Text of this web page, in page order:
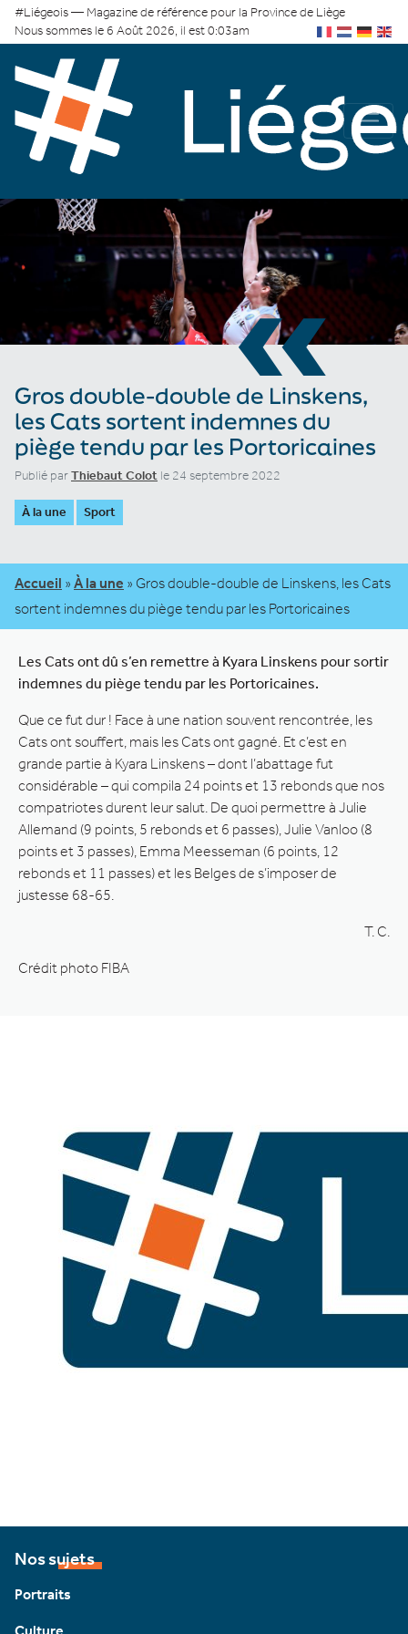
#Liégeois — Magazine de référence pour la Province de Liège
Nous sommes le 6 Août 2026, il est 0:03am
«
Gros double-double de Linskens,
les Cats sortent indemnes du
piège tendu par les Portoricaines
Publié parThiebaut Colot le 24 septembre 2022
À la une Sport
Accueil » À la une » Gros double-double de Linskens, les Cats
sortent indemnes du piège tendu par les Portoricaines
Les Cats ont dû s’en remettre à Kyara Linskens pour sortir
indemnes du piège tendu par les Portoricaines.
Que ce fut dur ! Face à une nation souvent rencontrée, les
Cats ont souffert, mais les Cats ont gagné. Et c’est en
grande partie à Kyara Linskens – dont l’abattage fut
considérable – qui compila 24 points et 13 rebonds que nos
compatriotes durent leur salut. De quoi permettre à Julie
Allemand (9 points, 5 rebonds et 6 passes), Julie Vanloo (8
points et 3 passes), Emma Meesseman (6 points, 12
rebonds et 11 passes) et les Belges de s’imposer de
justesse 68-65.
T. C.
Crédit photo FIBA
Nos sujets
Portraits
Culture